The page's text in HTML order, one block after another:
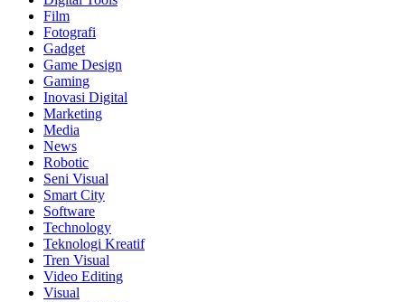
Film
Fotografi
Gadget
Game Design
Gaming
Inovasi Digital
Marketing
Media
News
Robotic
Seni Visual
Smart City
Software
Technology
Teknologi Kreatif
Tren Visual
Video Editing
Visual